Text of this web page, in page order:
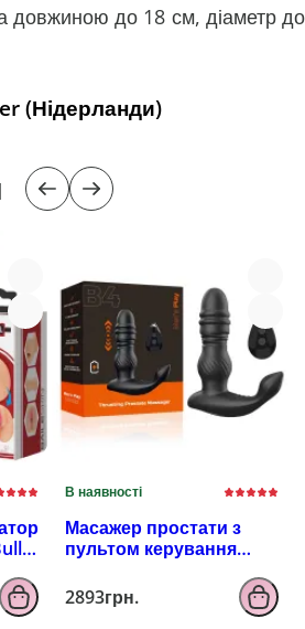
довжиною до 18 см, діаметр до
(Нідерланди)
В наявності
Масажер простати з
пультом керування
B4
2893грн.